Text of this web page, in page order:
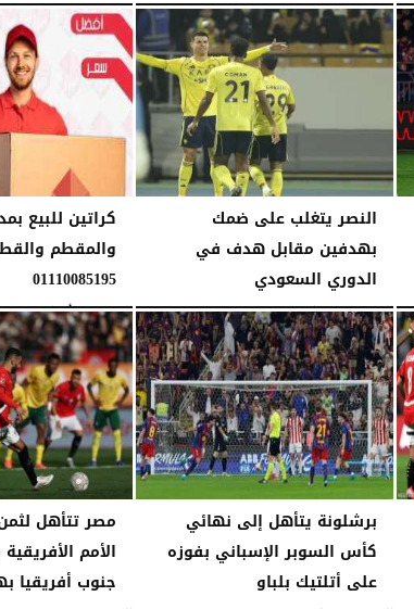
الإثنين، 26 يناير 2026 04:42 مـ الإثنين، 26 يناير 2026
النصر يتغلب على ضمك
بهدفين مقابل هدف في
الدوري السعودي
الخميس، 22 يناير 2026 11:13 مـ
كراتين للبيع
والمقطم
01110085195
السبت، 11 أبريل 2026
برشلونة يتأهل إلى نهائي
كأس السوبر الإسباني بفوزه
على أتلتيك بلباو
مصر تتأهل
الأمم
جنوب أفريقيا